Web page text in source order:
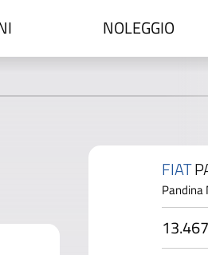
NOLEGGIO
FIAT
Pandina